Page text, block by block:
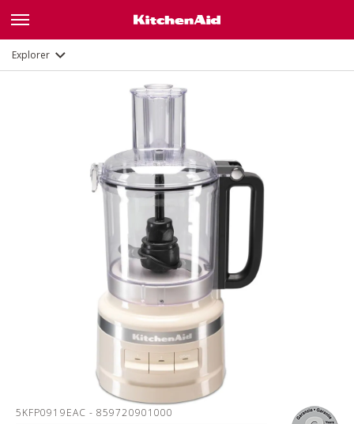
Explorer
5KFP0919EAC - 859720901000